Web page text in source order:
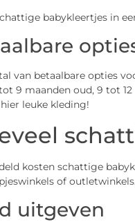
babykleertjes in
van betaalbare opties
9 maanden oud, 9 tot
leuke kleding!
kosten schattige
of outletwinkels.
uitgeven